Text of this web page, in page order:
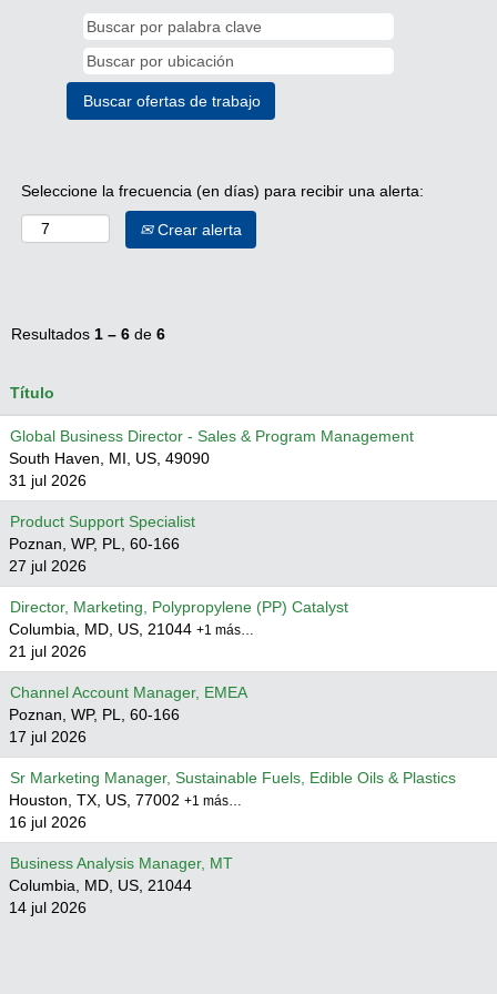
Seleccione la frecuencia (en días) para recibir una alerta:
Crear alerta
Resultados 1 – 6 de 6
Título
Global Business Director - Sales & Program Management
South Haven, MI, US, 49090
31 jul 2026
Product Support Specialist
Poznan, WP, PL, 60-166
27 jul 2026
Director, Marketing, Polypropylene (PP) Catalyst
Columbia, MD, US, 21044 +1 más…
21 jul 2026
Channel Account Manager, EMEA
Poznan, WP, PL, 60-166
17 jul 2026
Sr Marketing Manager, Sustainable Fuels, Edible Oils & Plastics
Houston, TX, US, 77002 +1 más…
16 jul 2026
Business Analysis Manager, MT
Columbia, MD, US, 21044
14 jul 2026